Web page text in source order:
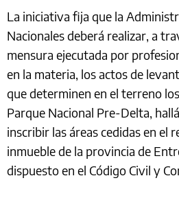
La iniciativa fija que la
Nacionales deberá realizar, a
mensura ejecutada por
en la materia, los actos de
que determinen en el terreno
Parque Nacional Pre-Delta,
inscribir las áreas cedidas en el
inmueble de la provincia de
dispuesto en el Código Civil y